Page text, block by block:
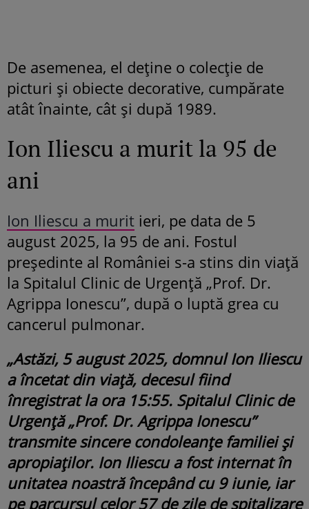
De asemenea, el deține o colecție de
picturi și obiecte decorative, cumpărate
atât înainte, cât și după 1989.
Ion Iliescu a murit la 95 de
ani
Ion Iliescu a murit ieri, pe data de 5
august 2025, la 95 de ani. Fostul
președinte al României s-a stins din viață
la Spitalul Clinic de Urgență „Prof. Dr.
Agrippa Ionescu”, după o luptă grea cu
cancerul pulmonar.
„Astăzi, 5 august 2025, domnul Ion Iliescu
a încetat din viață, decesul fiind
înregistrat la ora 15:55. Spitalul Clinic de
Urgență „Prof. Dr. Agrippa Ionescu”
transmite sincere condoleanțe familiei și
apropiaților. Ion Iliescu a fost internat în
unitatea noastră începând cu 9 iunie, iar
pe parcursul celor 57 de zile de spitalizare